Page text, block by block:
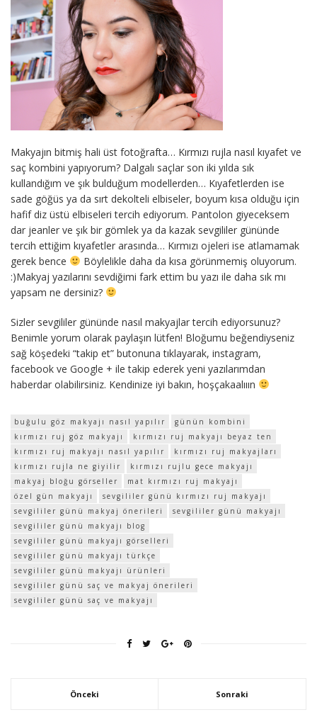
Makyajın bitmiş hali üst fotoğrafta… Kırmızı rujla nasıl kıyafet ve
saç kombini yapıyorum? Dalgalı saçlar son iki yılda sık
kullandığım ve şık bulduğum modellerden… Kıyafetlerden ise
sade göğüs ya da sırt dekolteli elbiseler, boyum kısa olduğu için
hafif diz üstü elbiseleri tercih ediyorum. Pantolon giyeceksem
dar jeanler ve şık bir gömlek ya da kazak sevgililer gününde
tercih ettiğim kıyafetler arasında… Kırmızı ojeleri ise atlamamak
gerek bence
Böylelikle daha da kısa görünmemiş oluyorum.
:)Makyaj yazılarını sevdiğimi fark ettim bu yazı ile daha sık mı
yapsam ne dersiniz?
Sizler sevgililer gününde nasıl makyajlar tercih ediyorsunuz?
Benimle yorum olarak paylaşın lütfen! Bloğumu beğendiyseniz
sağ köşedeki “takip et” butonuna tıklayarak, instagram,
facebook ve Google + ile takip ederek yeni yazılarımdan
haberdar olabilirsiniz. Kendinize iyi bakın, hoşçakaalııın
buğulu göz makyajı nasıl yapılır
günün kombini
kırmızı ruj göz makyajı
kırmızı ruj makyajı beyaz ten
kırmızı ruj makyajı nasıl yapılır
kırmızı ruj makyajları
kırmızı rujla ne giyilir
kırmızı rujlu gece makyajı
makyaj bloğu görseller
mat kırmızı ruj makyajı
özel gün makyajı
sevgililer günü kırmızı ruj makyajı
sevgililer günü makyaj önerileri
sevgililer günü makyajı
sevgililer günü makyajı blog
sevgililer günü makyajı görselleri
sevgililer günü makyajı türkçe
sevgililer günü makyajı ürünleri
sevgililer günü saç ve makyaj önerileri
sevgililer günü saç ve makyajı
Önceki Sonraki